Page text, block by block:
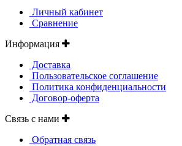
Личный кабинет
Сравнение
Информация
Доставка
Пользовательское соглашение
Политика конфиденциальности
Договор-оферта
Связь с нами
Обратная связь